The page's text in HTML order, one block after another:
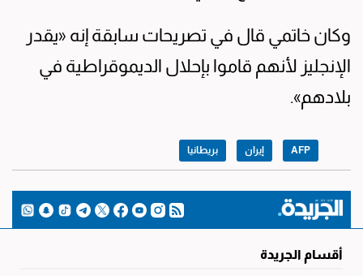
وكان خاتمي قال في تصريحات سابقة إنه «يقدر
الإنجليز لأنهم قاموا بإحلال الديموقراطية في
بلادهم».
AFP إيران بريطانيا
أقسام الجريدة